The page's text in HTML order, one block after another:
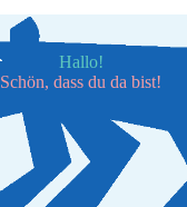
Hallo!
Schön, dass du da bist!